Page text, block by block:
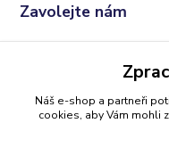
Zavolejte nám
(Po-Ne, 9:00 - 21:00
info@darkolandia.cz
Náš e-shop a partneři
cookies, aby Vám mohli